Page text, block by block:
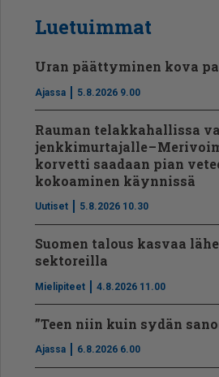
Luetuimmat
Uran päättyminen kova
Ajassa 5.8.2026 9.00
Rauman telakkahallissa
jenkkimurtajalle –
korvetti saadaan pian
kokoaminen käynnissä
Uutiset 5.8.2026 10.30
Suomen talous kasvaa
sektoreilla
Mielipiteet 4.8.2026 11.00
”Teen niin kuin sydän
Ajassa 6.8.2026 6.00